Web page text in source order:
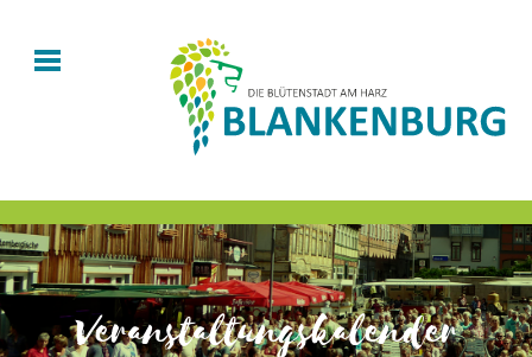
Veranstaltungskalender